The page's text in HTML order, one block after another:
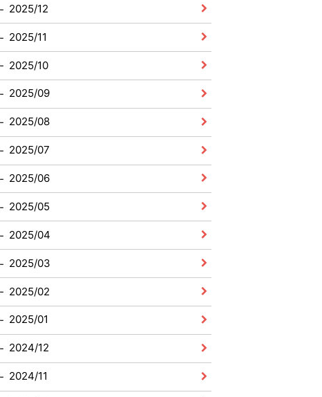
2025/12
2025/11
2025/10
2025/09
2025/08
2025/07
2025/06
2025/05
2025/04
2025/03
2025/02
2025/01
2024/12
2024/11